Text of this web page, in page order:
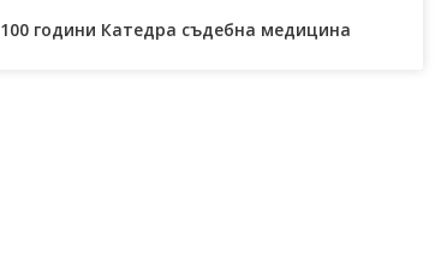
100 години Катедра съдебна медицина